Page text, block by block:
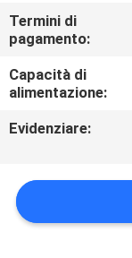
UNA
CITAZIONE
DEL
SITO
PRIVACY
Termini di
pagamento:
Capacità di
alimentazione:
Evidenziare: